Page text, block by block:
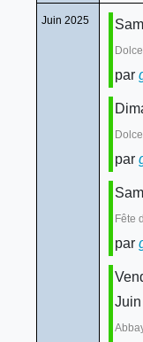
Juin 2025
par
par
Fête
par